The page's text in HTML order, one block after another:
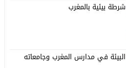
شرطة بيئية بالمغرب
البيئة في مدارس المغرب وجامعاته